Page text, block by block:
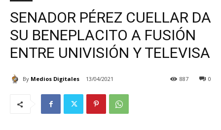
SENADOR PÉREZ CUELLAR DA
SU BENEPLACITO A FUSIÓN
ENTRE UNIVISIÓN Y TELEVISA
By Medios Digitales 13/04/2021 0
887